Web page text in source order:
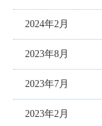
2024年2月
2023年8月
2023年7月
2023年2月